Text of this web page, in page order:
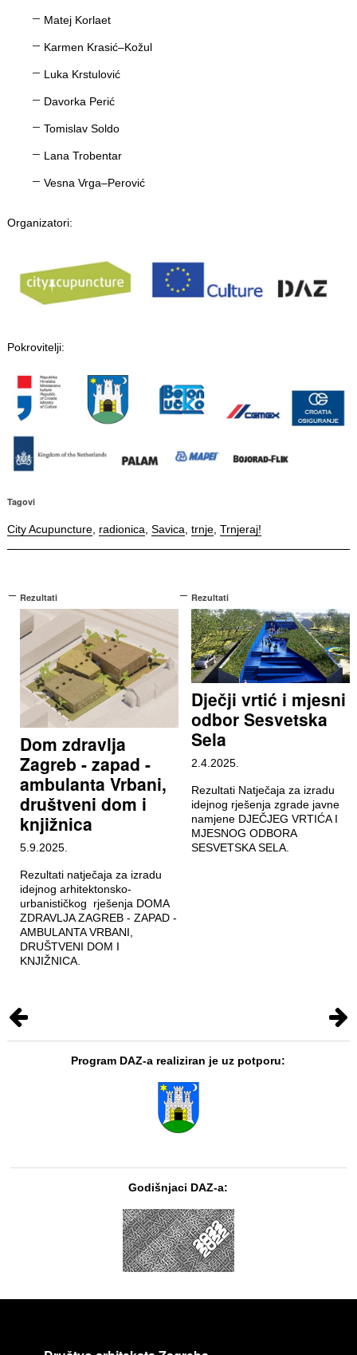
Matej Korlaet
Karmen Krasić–Kožul
Luka Krstulović
Davorka Perić
Tomislav Soldo
Lana Trobentar
Vesna Vrga–Perović
Organizatori:
Pokrovitelji:
Tagovi
City Acupuncture, radionica Savica trnje, Trnjeraj!
Rezultati
Dom zdravlja
Zagreb - zapad -
ambulanta Vrbani,
društveni dom i
knjižnica
5.9.2025.
Rezultati natječaja za izradu
idejnog arhitektonsko-
urbanističkog rješenja DOMA
ZDRAVLJA ZAGREB - ZAPAD -
AMBULANTA VRBANI,
DRUŠTVENI DOM I
KNJIŽNICA.
Rezultati
Dječji vrtić i mjesni
odbor Sesvetska
Sela
2.4.2025.
Rezultati Natječaja za izradu
idejnog rješenja zgrade javne
namjene DJEČJEG VRTIĆA I
MJESNOG ODBORA
SESVETSKA SELA.
Program DAZ-a realiziran je uz potporu:
Godišnjaci DAZ-a: